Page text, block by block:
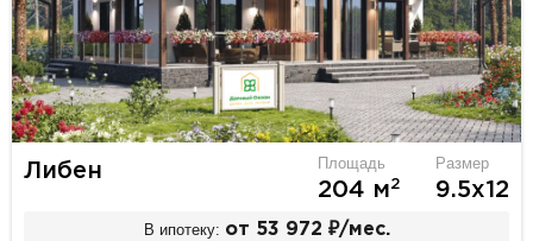
Либен Площадь
204 м2
Размер
9.5х12
В ипотеку: от 53 972 ₽/мес.